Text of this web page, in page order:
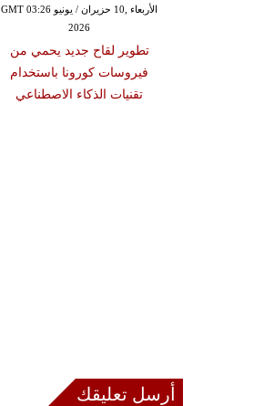
الأربعاء ,10 حزيران / يونيو GMT 03:26
2026
تطوير لقاح جديد يحمي من
فيروسات كورونا باستخدام
تقنيات الذكاء الاصطناعي
أرسل تعليقك